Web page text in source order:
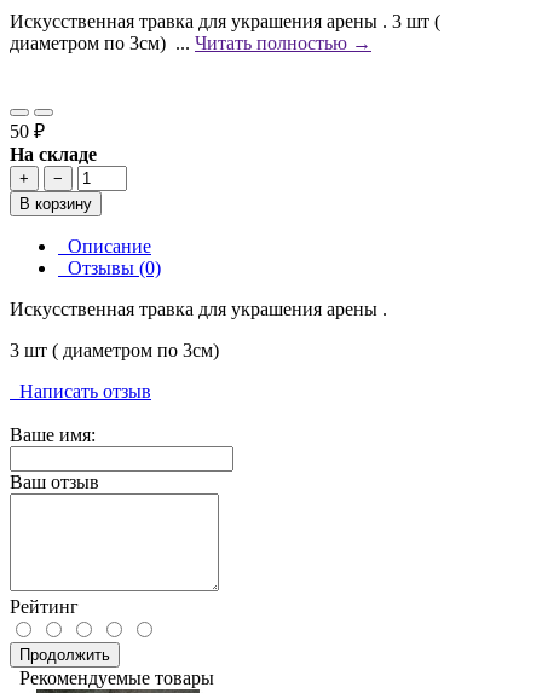
Искусственная травка для украшения арены . 3 шт (
диаметром по 3см) ... Читать полностью →
50 ₽
На складе
+
−
В корзину
Описание
Отзывы (0)
Искусственная травка для украшения арены .
3 шт ( диаметром по 3см)
Написать отзыв
Ваше имя:
Ваш отзыв
Рейтинг
Продолжить
Рекомендуемые товары